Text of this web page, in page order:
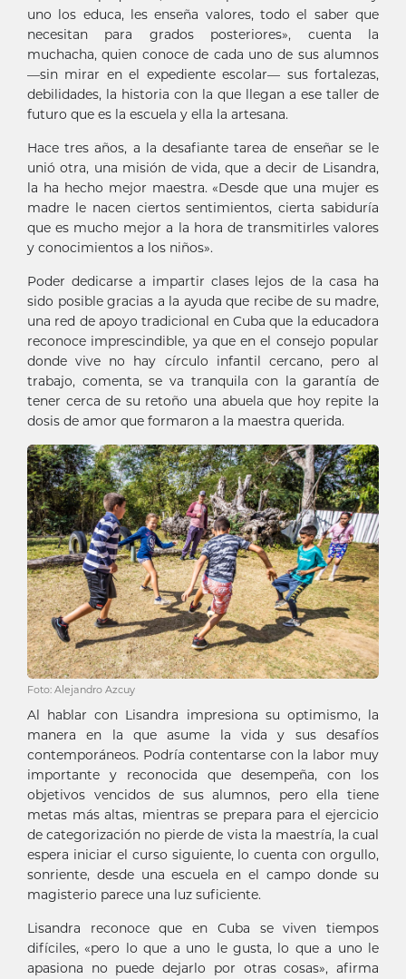
uno los educa, les enseña valores, todo el saber que
necesitan para grados posteriores», cuenta la
muchacha, quien conoce de cada uno de sus alumnos
—sin mirar en el expediente escolar— sus fortalezas,
debilidades, la historia con la que llegan a ese taller de
futuro que es la escuela y ella la artesana.
Hace tres años, a la desafiante tarea de enseñar se le
unió otra, una misión de vida, que a decir de Lisandra,
la ha hecho mejor maestra. «Desde que una mujer es
madre le nacen ciertos sentimientos, cierta sabiduría
que es mucho mejor a la hora de transmitirles valores
y conocimientos a los niños».
Poder dedicarse a impartir clases lejos de la casa ha
sido posible gracias a la ayuda que recibe de su madre,
una red de apoyo tradicional en Cuba que la educadora
reconoce imprescindible, ya que en el consejo popular
donde vive no hay círculo infantil cercano, pero al
trabajo, comenta, se va tranquila con la garantía de
tener cerca de su retoño una abuela que hoy repite la
dosis de amor que formaron a la maestra querida.
Foto: Alejandro Azcuy
Al hablar con Lisandra impresiona su optimismo, la
manera en la que asume la vida y sus desafíos
contemporáneos. Podría contentarse con la labor muy
importante y reconocida que desempeña, con los
objetivos vencidos de sus alumnos, pero ella tiene
metas más altas, mientras se prepara para el ejercicio
de categorización no pierde de vista la maestría, la cual
espera iniciar el curso siguiente, lo cuenta con orgullo,
sonriente, desde una escuela en el campo donde su
magisterio parece una luz suficiente.
Lisandra reconoce que en Cuba se viven tiempos
difíciles, «pero lo que a uno le gusta, lo que a uno le
apasiona no puede dejarlo por otras cosas», afirma